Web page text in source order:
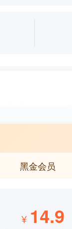
黑金会员
¥ 14.9